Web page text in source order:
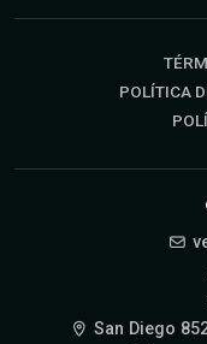
POLÍTICA
San Diego